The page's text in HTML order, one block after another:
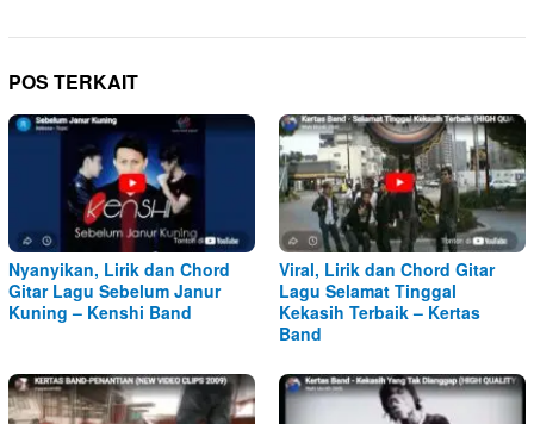
POS TERKAIT
Nyanyikan, Lirik dan Chord
Gitar Lagu Sebelum Janur
Kuning – Kenshi Band
Viral, Lirik dan Chord Gitar
Lagu Selamat Tinggal
Kekasih Terbaik – Kertas
Band